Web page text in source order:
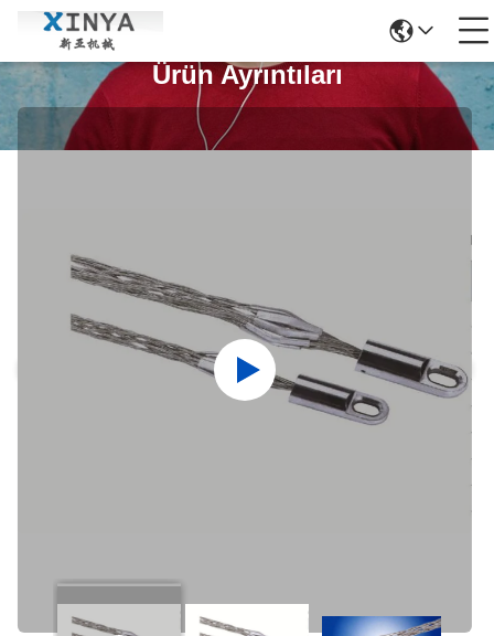
Ürün Ayrıntıları